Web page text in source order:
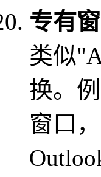
专有
类似
换。
窗口